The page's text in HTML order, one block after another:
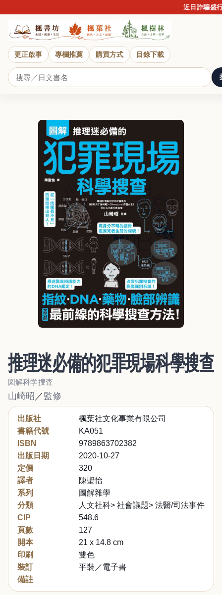
近日詐騙盛行，
更正啟事 專欄推薦 購買方式 目錄下載
推理迷必備的犯罪現場科學搜查
図解科学捜査
山崎昭 ／ 監修
出版社
楓葉社文化事業有限公司
書籍代號
KA051
ISBN
9789863702382
出版日期
2020-10-27
定價
320
譯者
陳聖怡
系列
圖解雜學
分類
人文社科> 社會議題> 法醫/司法事件
CIP
548.6
頁數
127
開本
21 x 14.8 cm
印刷
雙色
裝訂
平裝／電子書
備註